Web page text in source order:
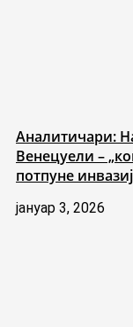
Аналитичари:
Венецуели –
потпуне
јануар 3, 2026